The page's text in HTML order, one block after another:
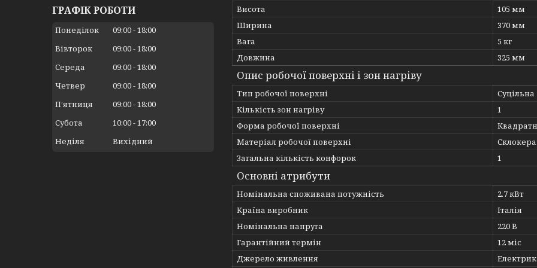
Висота
105 мм
Ширина
370 мм
Вага
5 кг
Довжина
325 мм
Опис робочої поверхні і зон нагріву
Тип робочої поверхні
Суцільна
Кількість зон нагріву
1
Форма робочої поверхні
Матеріал робочої поверхні
Загальна кількість конфорок
1
Основні атрибути
Номінальна споживана потужність
2.7 кВт
Країна виробник
Італія
Номінальна напруга
220 В
Гарантійний термін
12 міс
Джерело живлення
ГРАФІК РОБОТИ
Понеділок 09:00 18:00
Вівторок
09:00 18:00
Середа
09:00 18:00
Четвер
09:00 18:00
Пʼятниця
09:00 18:00
Субота
10:00 17:00
Неділя
Вихідний